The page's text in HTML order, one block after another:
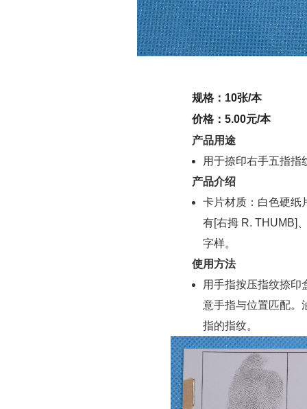
规格：10张/本
价格：5.00元/本
产品用途
用于捺印右手五指指
产品介绍
卡片材质：白色硬纸
有[右拇 R. THUMB]
字样。
使用方法
用手指按压指纹捺印
意手指与位置匹配。
指的指纹。